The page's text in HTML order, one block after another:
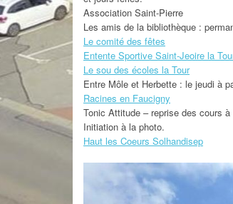
INTERCOMMUNALITÉ
GALERIE PHOTO
Association Saint-Pierre
Les amis de la bibliothèque :
Le comité des fêtes
Entente Sportive Saint-Jeoire la
Le sou des écoles la Tour
Entre Môle et Herbette : le jeudi à
Racines en Faucigny
Tonic Attitude – reprise des cours
Initiation à la photo.
Haut les Coeurs Solhandisep